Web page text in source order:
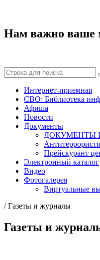
Нам важно ваше
Интернет-приемная
СВО: Библиотека
Афиша
Новости
Документы
ДОКУМЕНТЫ
Прейскурант
Электронный каталог
Видео
Фотогалерея
Виртуальные
/Газеты и журналы
Газеты и